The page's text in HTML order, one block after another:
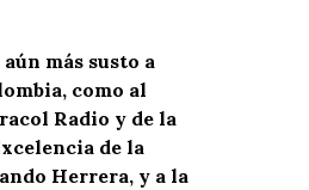
más susto a
como al
Radio y de la
de la
Herrera, y a la